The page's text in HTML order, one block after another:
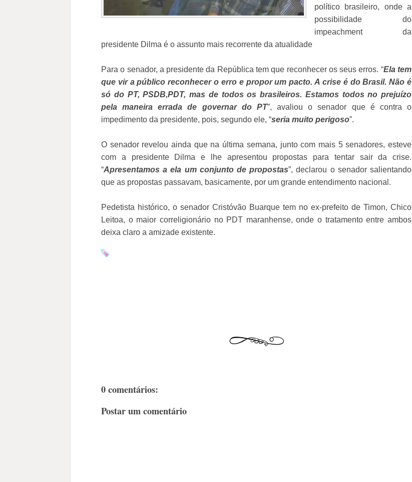
político brasileiro, onde a
possibilidade do
impeachment da
presidente Dilma é o assunto mais recorrente da atualidade
Para o senador, a presidente da República tem que reconhecer os seus erros. “Ela tem
que vir a público reconhecer o erro e propor um pacto. A crise é do Brasil. Não é
só do PT, PSDB,PDT, mas de todos os brasileiros. Estamos todos no prejuízo
pela maneira errada de governar do PT”, avaliou o senador que é contra o
impedimento da presidente, pois, segundo ele, “seria muito perigoso”.
O senador revelou ainda que na última semana, junto com mais 5 senadores, esteve
com a presidente Dilma e lhe apresentou propostas para tentar sair da crise.
“Apresentamos a ela um conjunto de propostas”, declarou o senador salientando
que as propostas passavam, basicamente, por um grande entendimento nacional.
Pedetista histórico, o senador Cristóvão Buarque tem no ex-prefeito de Timon, Chico
Leitoa, o maior correligionário no PDT maranhense, onde o tratamento entre ambos
deixa claro a amizade existente.
0 comentários:
Postar um comentário